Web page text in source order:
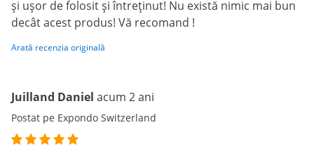
și ușor de folosit și întreținut! Nu există nimic mai bun
decât acest produs! Vă recomand !
Arată recenzia originală
Juilland Daniel acum 2 ani
Postat pe Expondo Switzerland